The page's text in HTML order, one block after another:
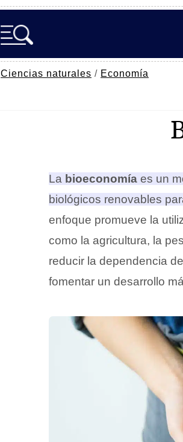
Ciencias naturales / Economía
La bioeconomía es un
biológicos renovables
enfoque promueve la
como la agricultura, la
reducir la dependencia
fomentar un desarrollo